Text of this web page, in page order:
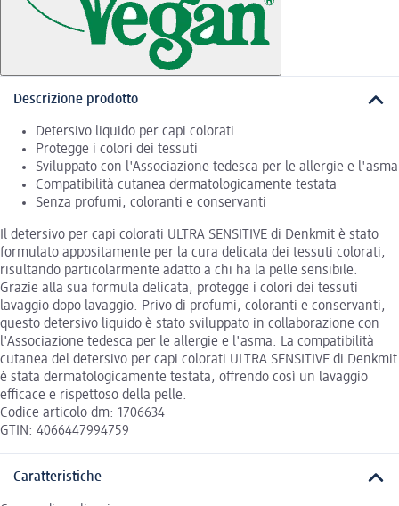
Descrizione prodotto
Detersivo liquido per capi colorati
Protegge i colori dei tessuti
Sviluppato con l'Associazione tedesca per le allergie e l'asma
Compatibilità cutanea dermatologicamente testata
Senza profumi, coloranti e conservanti
Il detersivo per capi colorati ULTRA SENSITIVE di Denkmit è stato
formulato appositamente per la cura delicata dei tessuti colorati,
risultando particolarmente adatto a chi ha la pelle sensibile.
Grazie alla sua formula delicata, protegge i colori dei tessuti
lavaggio dopo lavaggio. Privo di profumi, coloranti e conservanti,
questo detersivo liquido è stato sviluppato in collaborazione con
l'Associazione tedesca per le allergie e l'asma. La compatibilità
cutanea del detersivo per capi colorati ULTRA SENSITIVE di Denkmit
è stata dermatologicamente testata, offrendo così un lavaggio
efficace e rispettoso della pelle.
Codice articolo dm: 1706634
GTIN: 4066447994759
Caratteristiche